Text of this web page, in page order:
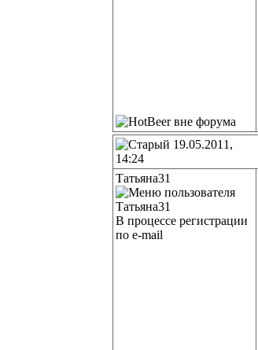
19.05.2011,
14:24
Татьяна31
В процессе регистрации
по e-mail